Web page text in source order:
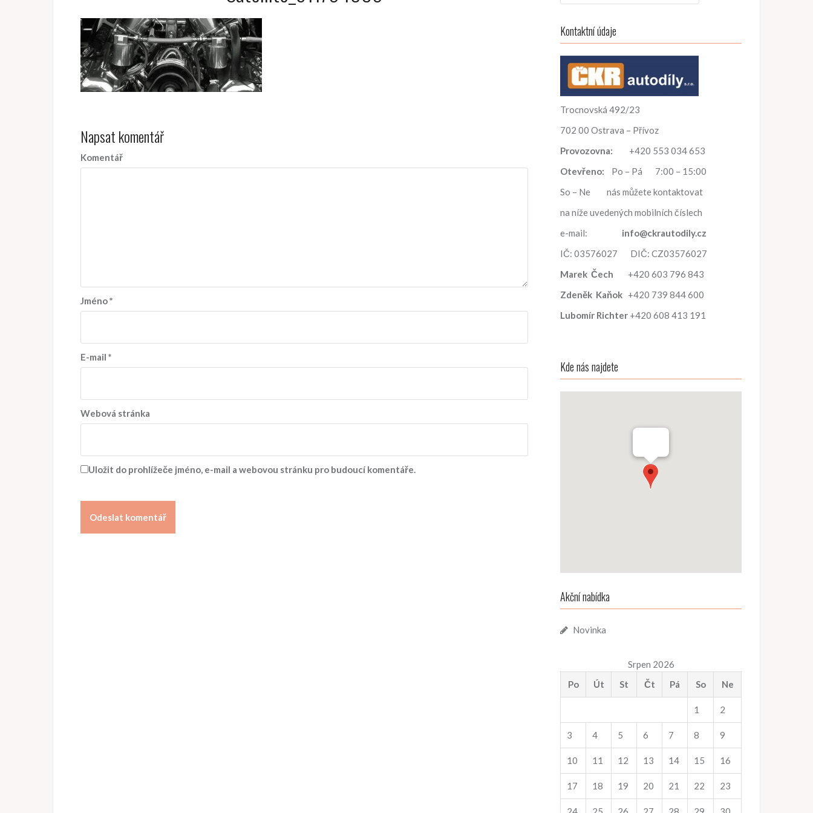
Napsat komentář
Komentář
Jméno*
E-mail *
Webová stránka
Uložit do prohlížeče jméno, e-mail a webovou stránku pro budoucí komentáře.
h
e
á
n
Kontaktní údaje
Trocnovská 492/23
702 00 Ostrava – Přívoz
Provozovna:
+420 553 034 653
Otevřeno: Po – Pá 7:00 – 15:00
So – Ne nás můžete kontaktovat
na níže uvedených mobilních číslech
e-mail: info@ckrautodily.cz
IČ: 03576027 DIČ: CZ03576027
Marek Čech
+420 603 796 843
Zdeněk Kaňok +420 739 844 600
Lubomír Richter +420 608 413 191
Kde nás najdete
Akční nabídka
Novinka
Srpen 2026
Po
Út St Čt Pá So Ne
1 2
3 4 5 6 7 8 9
10 11 12 13 14 15 16
17 18 19 20 21 22 23